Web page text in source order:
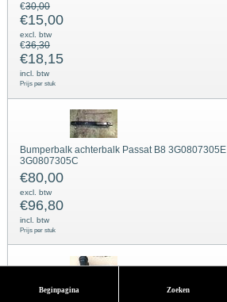
€30,00
€15,00
excl. btw
€36,30
€18,15
incl. btw
Prijs per stuk
Bumperbalk achterbalk Passat B8 3G0807305E
3G0807305C
€80,00
excl. btw
€96,80
incl. btw
Prijs per stuk
Beginpagina Zoeken